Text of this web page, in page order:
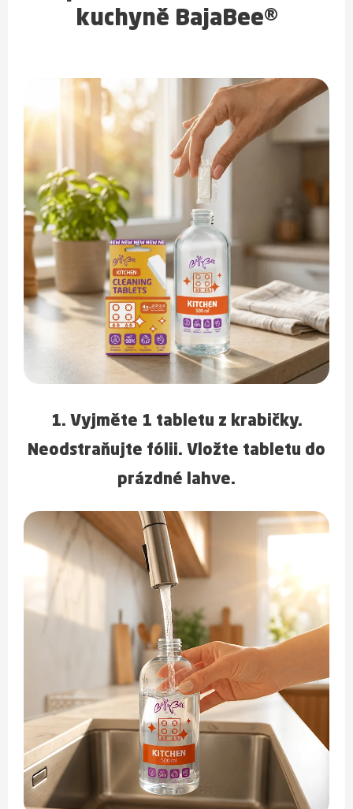
kuchyně BajaBee®
1. Vyjměte 1 tabletu z krabičky.
Neodstraňujte fólii. Vložte tabletu do
prázdné lahve.